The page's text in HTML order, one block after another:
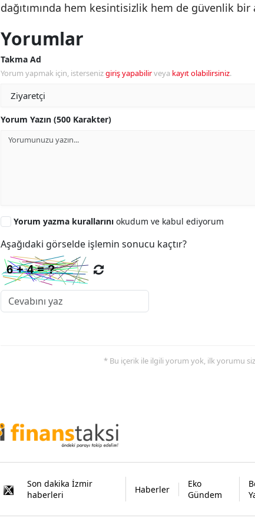
dağıtımında hem kesintisizlik hem de güvenlik bir
Yorumlar
Takma Ad
Yorum yapmak için, istersenizgiriş yapabilirveya kayıt olabilirsiniz.
Yorum Yazın (500 Karakter)
Yorum yazma kurallarını okudum ve kabul ediyorum
Aşağıdaki görselde işlemin sonucu kaçtır?
* Bu içerik ile ilgili yorum yok, ilk yorumu siz
Son dakika İzmir
haberleri
Haberler
Eko
Gündem